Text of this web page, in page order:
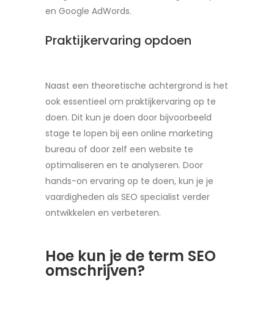
en Google AdWords.
Praktijkervaring opdoen
Naast een theoretische achtergrond is het
ook essentieel om praktijkervaring op te
doen. Dit kun je doen door bijvoorbeeld
stage te lopen bij een online marketing
bureau of door zelf een website te
optimaliseren en te analyseren. Door
hands-on ervaring op te doen, kun je je
vaardigheden als SEO specialist verder
ontwikkelen en verbeteren.
Hoe kun je de term SEO
omschrijven?